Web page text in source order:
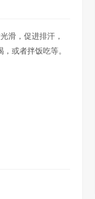
滑，促进排汗，
或者拌饭吃等。